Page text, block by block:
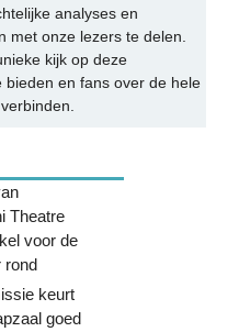
analyses en
met onze lezers te delen.
kijk op deze
bieden en fans over de hele
Theatre
voor de
rond
keurt
goed